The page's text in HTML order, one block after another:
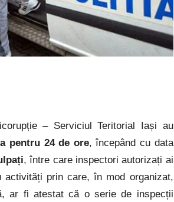
– Serviciul Teritorial Iași au
pentru 24 de ore, începând cu data
, între care inspectori autorizați ai
activități prin care, în mod organizat,
ar fi atestat că o serie de inspecții